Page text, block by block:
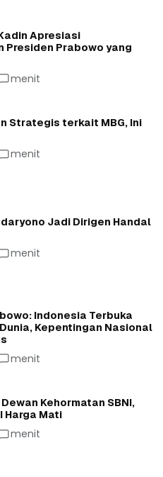
Apresiasi
Presiden Prabowo yang
menit
Strategis terkait MBG, Ini
menit
Jadi Dirigen Handal
menit
Indonesia Terbuka
Kepentingan Nasional
menit
Kehormatan SBNI,
Harga Mati
menit